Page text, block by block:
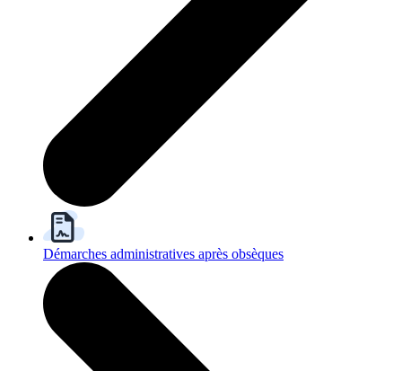
Démarches administratives après obsèques